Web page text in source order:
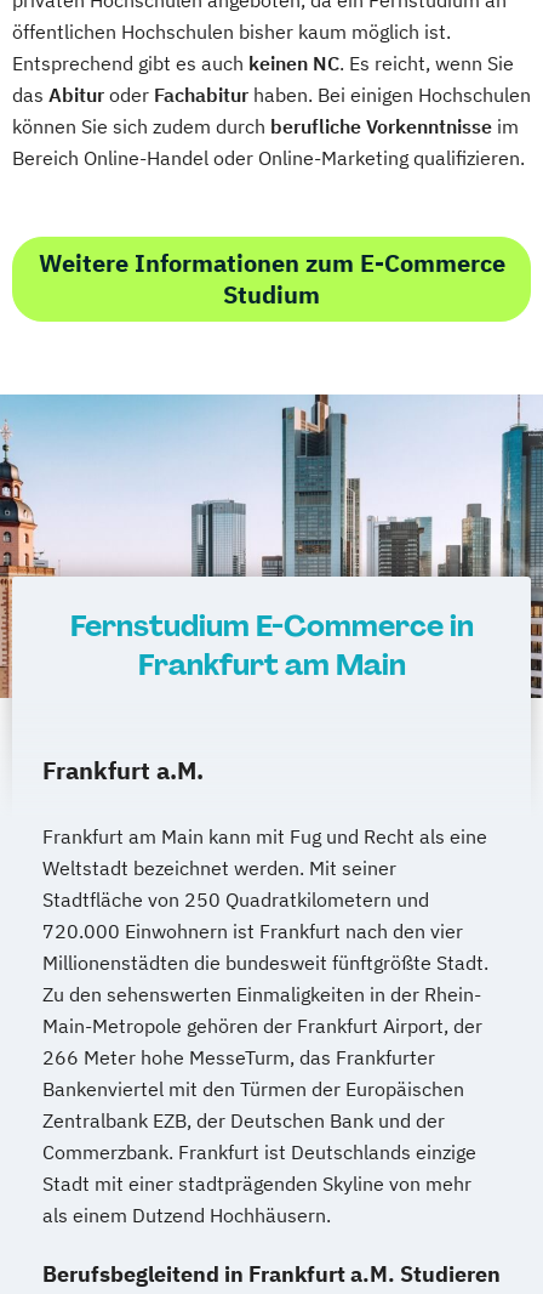
Marketing und digitale Medien
Marketingmanagement Maschinenbau
Master of Business Administration (DE/EN)
Mechatronik Mediendesign
Modemanagement
Nachhaltiges Management
Personalentwicklung
Personalmanagement (DE/EN)
Pflegemanagement
Pflegepädagogik
Physiotherapie
Product Management (DE/EN)
Projektmanagement (DE/EN)
Psychologie Public Health
Verwaltungsfachangestellte
Pädagogik Pädagogik für Bildung
Beratung und Personalentwicklung
Pädagogik Bildungsberatung und Leitung
Robotics (DE/EN) Social Media
Softwareentwicklung (DE/EN)
Soziale Arbeit Schwerpunkt Kinder und
Jugendliche
Sozialmanagement
Sozialpädagogik und Inklusion
Sportmanagement
Supply Chain Management
Umweltingenieurwesen Vertragsrecht
öffentlichen Hochschulen bisher kaum möglich ist.
Entsprechend gibt es auch keinen NC. Es reicht, wenn Sie
das Abitur oder Fachabitur haben. Bei einigen Hochschulen
können Sie sich zudem durch berufliche Vorkenntnisse im
Bereich Online-Handel oder Online-Marketing qualifizieren.
Weitere Informationen zum E-Commerce
Studium
Fernstudium E-Commerce in
Frankfurt am Main
Frankfurt a.M.
Frankfurt am Main kann mit Fug und Recht als eine
Weltstadt bezeichnet werden. Mit seiner
Stadtfläche von 250 Quadratkilometern und
720.000 Einwohnern ist Frankfurt nach den vier
Millionenstädten die bundesweit fünftgrößte Stadt.
Zu den sehenswerten Einmaligkeiten in der Rhein-
Main-Metropole gehören der Frankfurt Airport, der
266 Meter hohe MesseTurm, das Frankfurter
Bankenviertel mit den Türmen der Europäischen
Zentralbank EZB, der Deutschen Bank und der
Commerzbank. Frankfurt ist Deutschlands einzige
Stadt mit einer stadtprägenden Skyline von mehr
als einem Dutzend Hochhäusern.
Berufsbegleitend in Frankfurt a.M. Studieren